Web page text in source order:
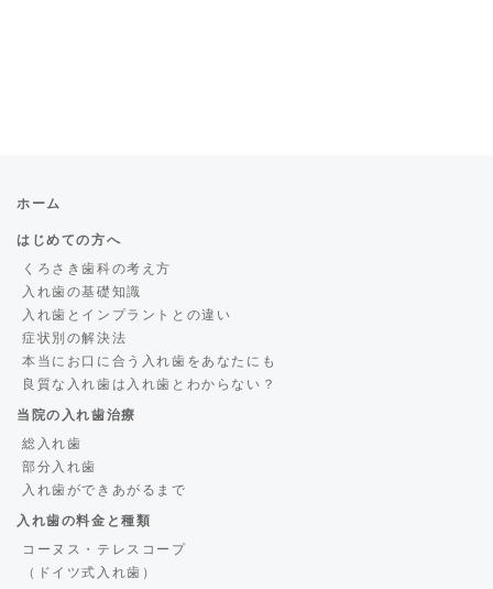
ホーム
はじめての方へ
くろさき歯科の考え方
入れ歯の基礎知識
入れ歯とインプラントとの違い
症状別の解決法
本当にお口に合う入れ歯をあなたにも
良質な入れ歯は入れ歯とわからない？
当院の入れ歯治療
総入れ歯
部分入れ歯
入れ歯ができあがるまで
入れ歯の料金と種類
コーヌス・テレスコープ
（ドイツ式入れ歯）